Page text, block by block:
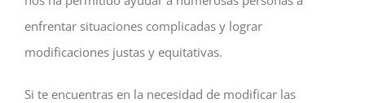
enfrentar situaciones complicadas y lograr
modificaciones justas y equitativas.
Si te encuentras en la necesidad de modificar las